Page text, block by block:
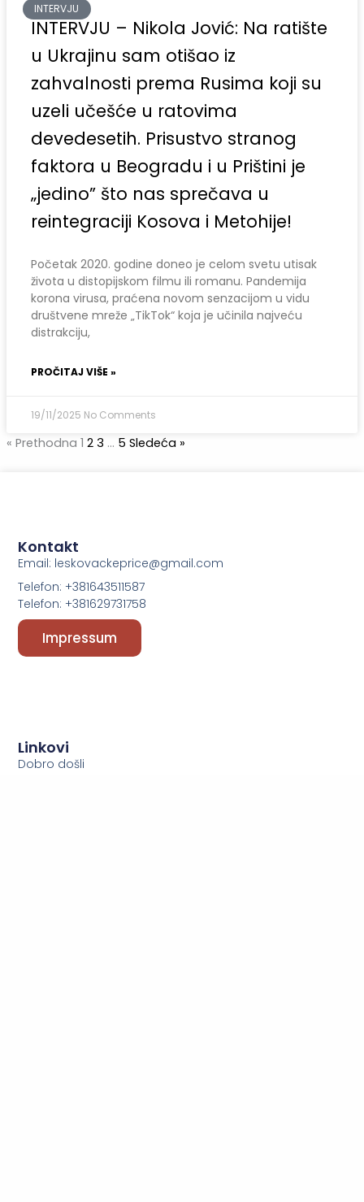
INTERVJU
INTERVJU – Nikola Jović: Na ratište
u Ukrajinu sam otišao iz
zahvalnosti prema Rusima koji su
uzeli učešće u ratovima
devedesetih. Prisustvo stranog
faktora u Beogradu i u Prištini je
„jedino” što nas sprečava u
reintegraciji Kosova i Metohije!
Početak 2020. godine doneo je celom svetu utisak
života u distopijskom filmu ili romanu. Pandemija
korona virusa, praćena novom senzacijom u vidu
društvene mreže „TikTok“ koja je učinila najveću
distrakciju,
PROČITAJ VIŠE »
19/11/2025 No Comments
« Prethodna 1 2 3 … 5 Sledeća »
Linkovi
Dobro došli
Kontakt
Email: leskovackeprice@gmail.com
Telefon: +381643511587
Telefon: +381629731758
Impressum